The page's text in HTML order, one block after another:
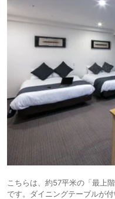
こちらは、約57平米の「最上
です。ダイニングテーブルが